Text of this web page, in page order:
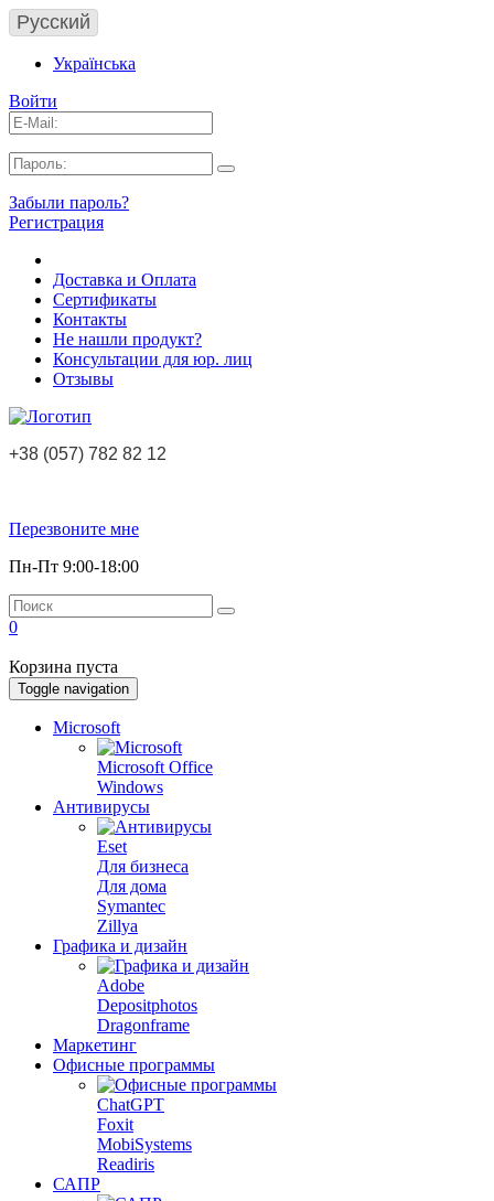
Русский
Українська
Войти
Забыли пароль?
Регистрация
Доставка и Оплата
Сертификаты
Контакты
Не нашли продукт?
Консультации для юр. лиц
Отзывы
+38 (057) 782 82 12
Перезвоните мне
Пн-Пт 9:00-18:00
0
Корзина пуста
Toggle navigation
Microsoft
Microsoft Office
Windows
Антивирусы
Eset
Для бизнеса
Для дома
Symantec
Zillya
Графика и дизайн
Adobe
Depositphotos
Dragonframe
Маркетинг
Офисные программы
ChatGPT
Foxit
MobiSystems
Readiris
САПР